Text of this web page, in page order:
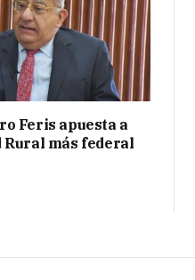
Feris apuesta a
Rural más federal